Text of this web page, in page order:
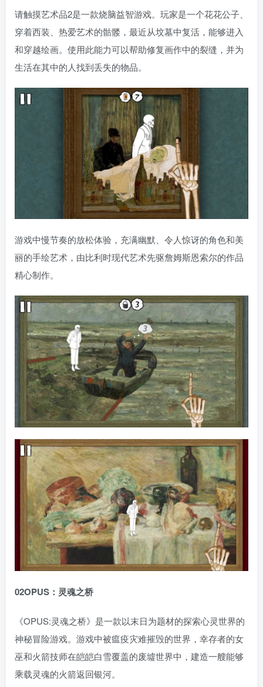
请触摸艺术品2是一款烧脑益智游戏。玩家是一个花花公子、
穿着西装、热爱艺术的骷髅，最近从坟墓中复活，能够进入
和穿越绘画。使用此能力可以帮助修复画作中的裂缝，并为
生活在其中的人找到丢失的物品。
游戏中慢节奏的放松体验，充满幽默、令人惊讶的角色和美
丽的手绘艺术，由比利时现代艺术先驱詹姆斯恩索尔的作品
精心制作。
02OPUS：灵魂之桥
《OPUS:灵魂之桥》是一款以末日为题材的探索心灵世界的
神秘冒险游戏。游戏中被瘟疫灾难摧毁的世界，幸存者的女
巫和火箭技师在皑皑白雪覆盖的废墟世界中，建造一艘能够
乘载灵魂的火箭返回银河。